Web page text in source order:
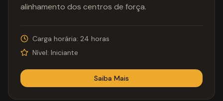
alinhamento dos centros de força.
Carga horária: 24 horas
Nível: Iniciante
Saiba Mais